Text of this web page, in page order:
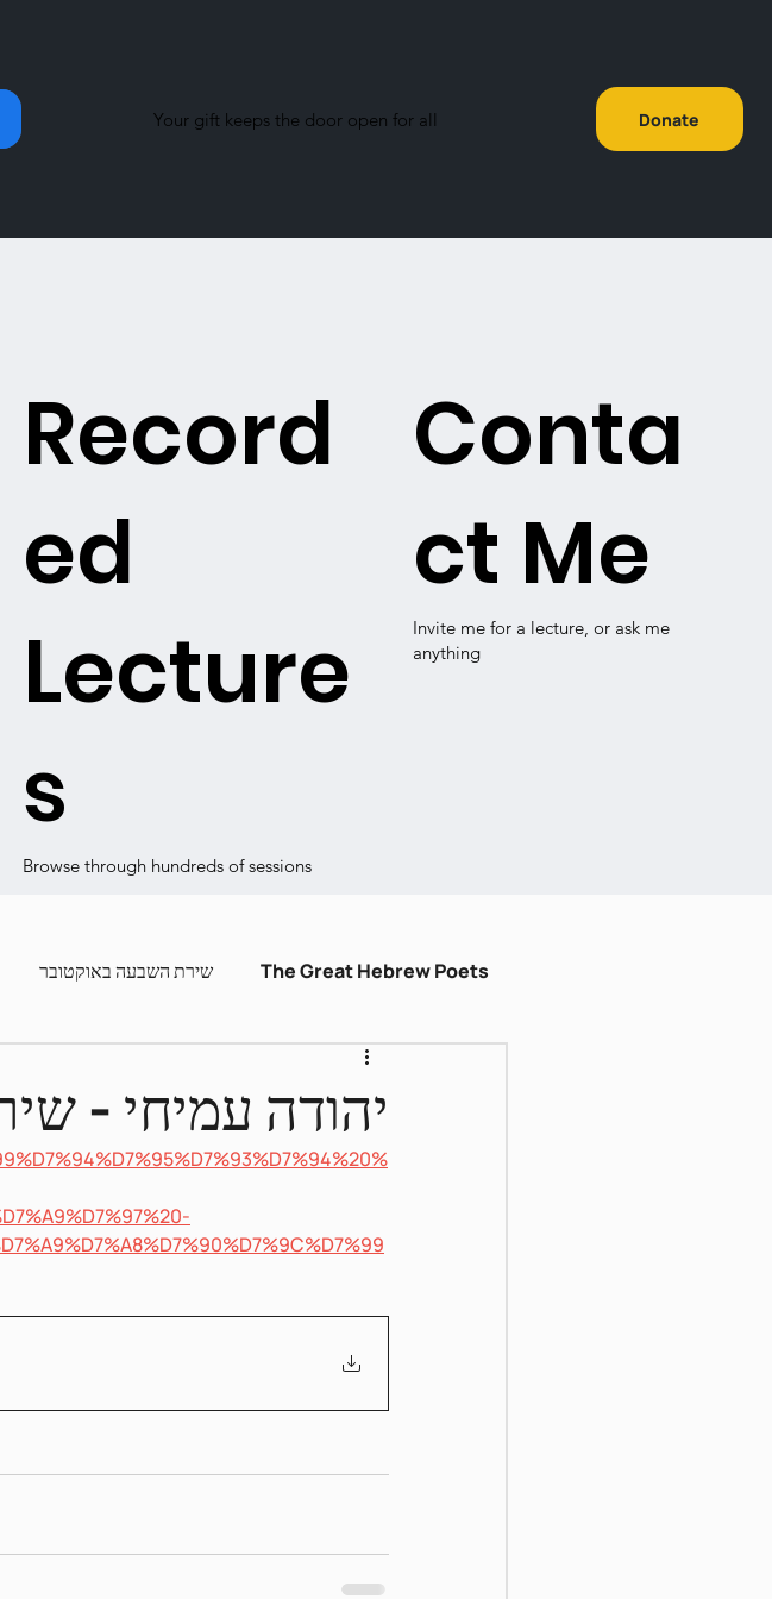
Donate
Your gift keeps the door open for all
שירת השבעה באוקטובר The Great Hebrew Poets
עברית קלה
יהודה עמיחי -
Conta
ct Me
Invite me for a lecture, or ask me
anything
Record
ed
Lecture
s
Browse through hundreds of sessions